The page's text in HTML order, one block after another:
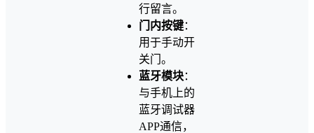
行留言。
门内按键：
用于手动开
关门。
蓝牙模块：
与手机上的
蓝牙调试器
APP通信，